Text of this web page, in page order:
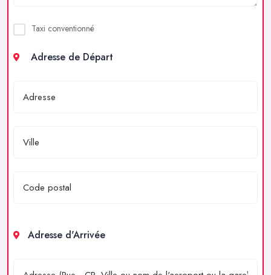
Taxi conventionné
Adresse de Départ
Adresse d'Arrivée